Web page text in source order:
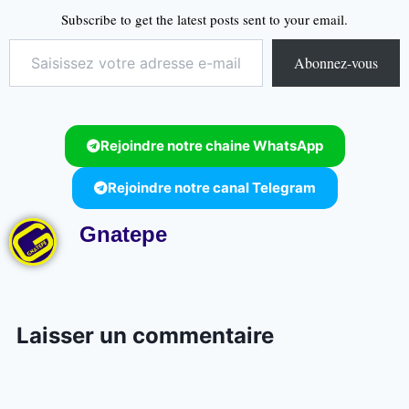
Subscribe to get the latest posts sent to your email.
Abonnez-vous
Rejoindre notre chaine WhatsApp
Rejoindre notre canal Telegram
Gnatepe
Laisser un commentaire